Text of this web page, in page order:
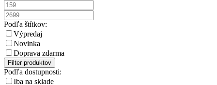
Podľa štítkov:
Výpredaj
Novinka
Doprava zdarma
Filter produktov
Podľa dostupnosti:
Iba na sklade